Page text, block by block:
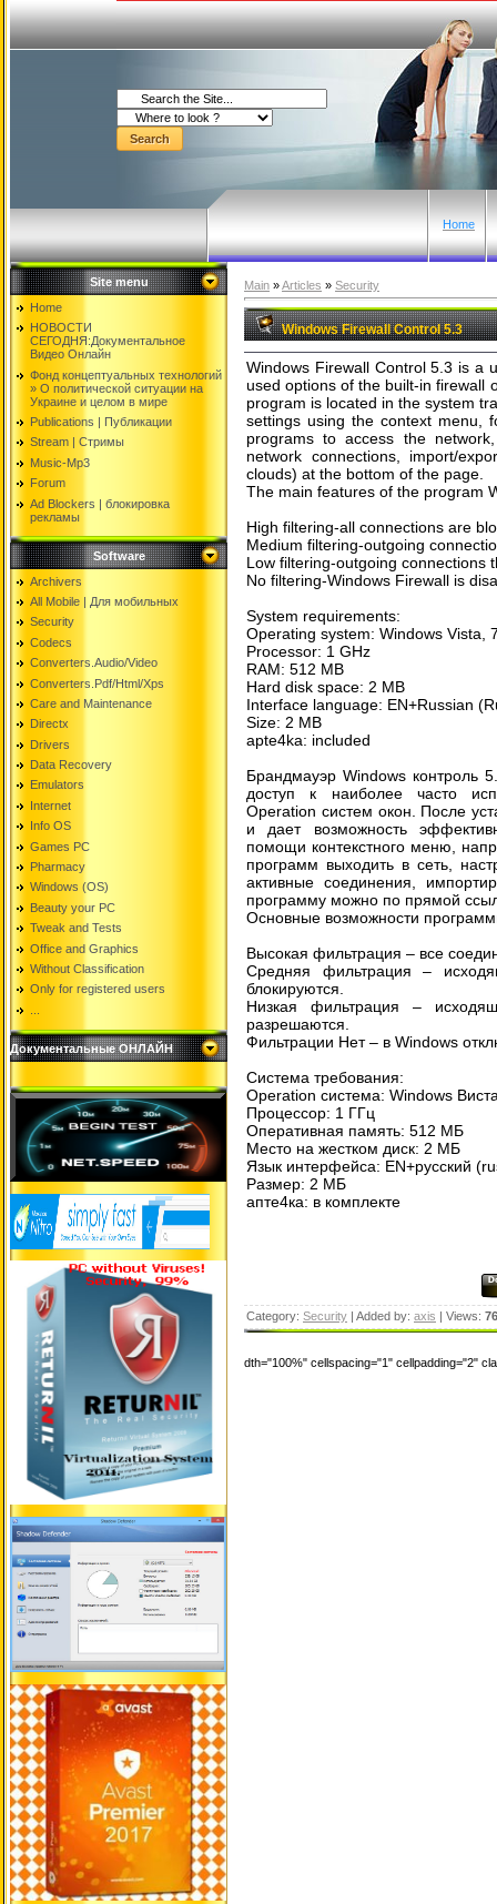
Home
Site menu
Home
НОВОСТИ
СЕГОДНЯ:Документальнoе
Видео Oнлайн
Фонд концептуальных технологий
» O политической ситуации на
Украине и целом в мире
Publications | Публикации
Stream | Стримы
Music-Mp3
Forum
Ad Blockers | блокировкa
рекламы
Software
Archivers
All Mobile | Для мобильных
Security
Codecs
Converters.Audio/Video
Converters.Pdf/Html/Xps
Care and Maintenance
Directx
Drivers
Data Recovery
Emulators
Internet
Info OS
Games PC
Pharmacy
Windows (OS)
Beauty your PC
Tweak and Tests
Office and Graphics
Without Classification
Only for registered users
Документальные ОНЛАЙН
Main »Articles » Security
Windows Firewall Control 5.3
Windows Firewall Control 5.3 is a
used options of the built-in firewall
program is located in the system
settings using the context menu,
programs to access the
network connections, import/
clouds) at the bottom of the page.
The main features of the program
High filtering-all connections are
Medium filtering-outgoing
Low filtering-outgoing connections
No filtering-Windows Firewall is
System requirements:
Operating system: Windows Vista,
Processor: 1 GHz
RAM: 512 MB
Hard disk space: 2 MB
Interface language: EN+Russian
Size: 2 MB
apte4ka: included
Брандмауэр Windows контроль
доступ к наиболее часто
Operation систем окон. После
и дает возможность
помощи контекстного меню,
программ выходить в сеть,
активные соединения,
программу можно по прямой
Основные возможности
Высокая фильтрация – все
Средняя фильтрация –
блокируются.
Низкая фильтрация –
разрешаются.
Фильтрации Нет – в Windows
Система требования:
Operation система: Windows
Процессор: 1 ГГц
Оперативная память: 512 МБ
Место на жестком диск: 2 МБ
Язык интерфейса: EN+русский
Размер: 2 МБ
апте4ка: в комплекте
Category: Security | Added by: axis | Views:
dth="100%" cellspacing="1" cellpadding="2"